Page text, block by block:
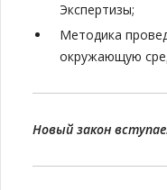
Экспертизы;
Методика
окружающую
Новый закон